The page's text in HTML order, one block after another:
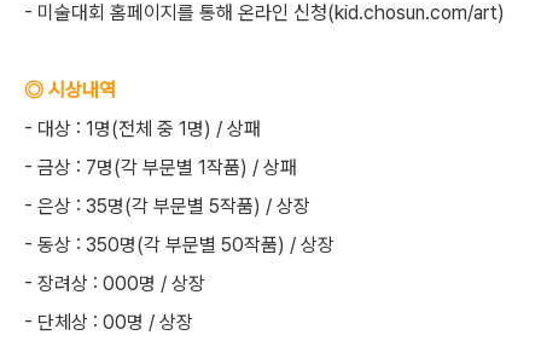
- 미술대회 홈페이지를 통해 온라인 신청(kid.chosun.com/art)
◎ 시상내역
- 대상 : 1명(전체 중 1명) / 상패
- 금상 : 7명(각 부문별 1작품) / 상패
- 은상 : 35명(각 부문별 5작품) / 상장
- 동상 : 350명(각 부문별 50작품) / 상장
- 장려상 : 000명 / 상장
- 단체상 : 00명 / 상장